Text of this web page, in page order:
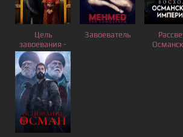
Цель
завоевания -
Красное
яблоко
Завоеватель